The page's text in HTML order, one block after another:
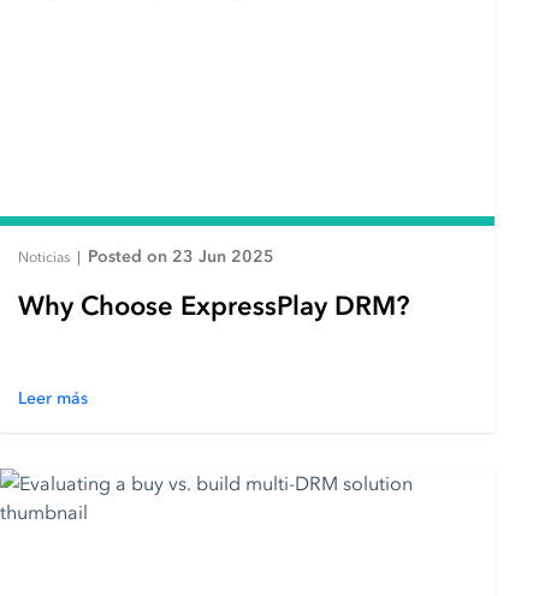
Noticias | Posted on 23 Jun 2025
Why Choose ExpressPlay DRM?
Leer más